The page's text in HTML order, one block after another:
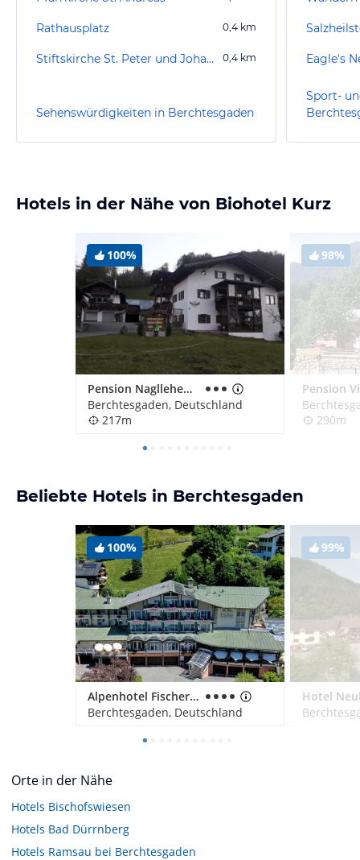
Rathausplatz 0,4 km
Stiftskirche St. Peter und Johannes der Täufer 0,4 km
Sehenswürdigkeiten in Berchtesgaden
Eagle's
Sport-
Hotels in der Nähe von Biohotel Kurz
100%
Pension Nagllehen Walch
Berchtesgaden, Deutschland
217m
98%
290m
Beliebte Hotels in Berchtesgaden
100%
Alpenhotel Fischer Adults Only
Berchtesgaden, Deutschland
99%
Orte in der Nähe
Hotels Bischofswiesen
Hotels Bad Dürrnberg
Hotels Ramsau bei Berchtesgaden